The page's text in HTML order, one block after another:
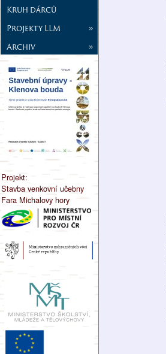
Kruh dárců
Projekty LLM
»
Archiv
»
Projekt:
Stavba venkovní učebny
Fara Michalovy hory